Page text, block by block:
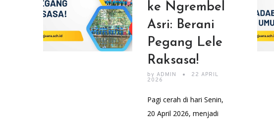
ke Ngrembel
Asri: Berani
Pegang Lele
Raksasa!
by ADMIN 22 APRIL
2026
Pagi cerah di hari Senin,
20 April 2026, menjadi